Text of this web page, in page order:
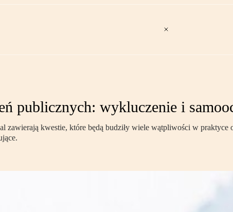
publicznych: wykluczenie i
zawierają kwestie, które będą budziły wiele wątpliwości w